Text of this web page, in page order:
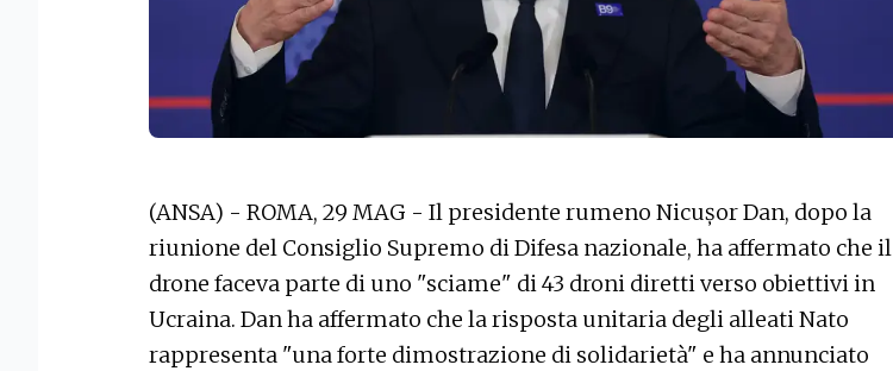
(ANSA) - ROMA, 29 MAG - Il presidente rumeno Nicușor Dan, dopo la
riunione del Consiglio Supremo di Difesa nazionale, ha affermato che il
drone faceva parte di uno "sciame" di 43 droni diretti verso obiettivi in
Ucraina. Dan ha affermato che la risposta unitaria degli alleati Nato
rappresenta "una forte dimostrazione di solidarietà" e ha annunciato